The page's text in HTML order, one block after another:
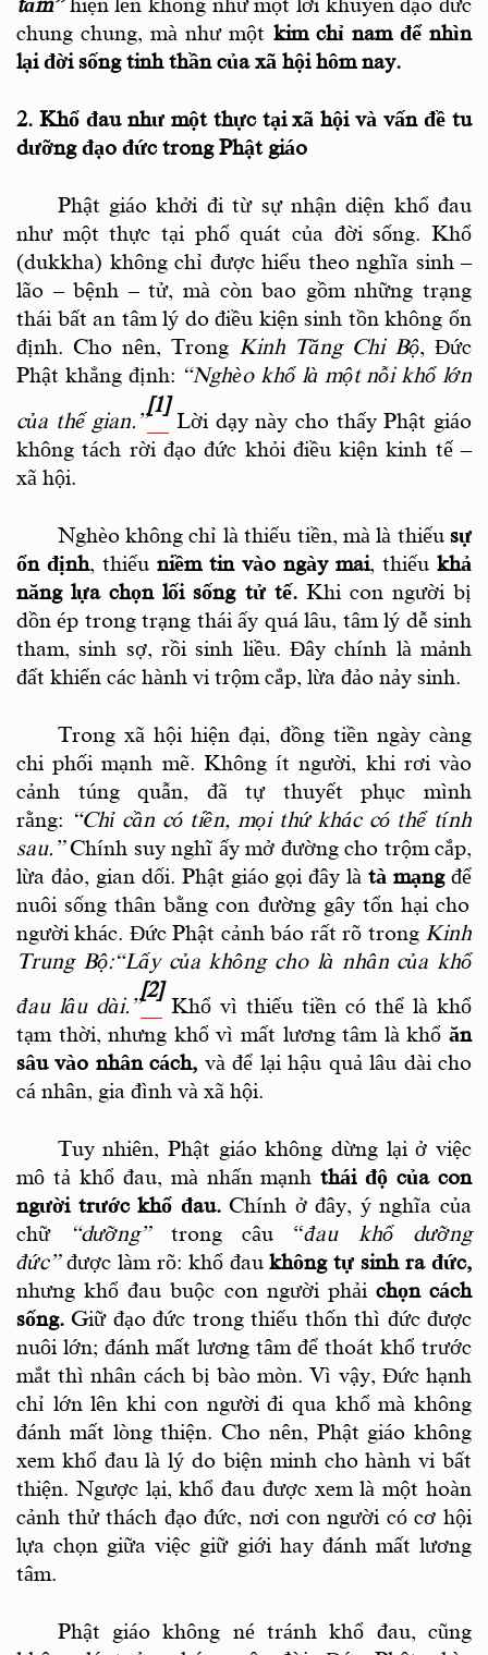
tâm” hiện lên không như một lời khuyên đạo đức
chung chung, mà như một kim chỉ nam để nhìn
lại đời sống tinh thần của xã hội hôm nay.
2. Khổ đau như một thực tại xã hội và vấn đề tu
dưỡng đạo đức trong Phật giáo
Phật giáo khởi đi từ sự nhận diện khổ đau
như một thực tại phổ quát của đời sống. Khổ
(dukkha) không chỉ được hiểu theo nghĩa sinh –
lão – bệnh – tử, mà còn bao gồm những trạng
thái bất an tâm lý do điều kiện sinh tồn không ổn
định. Cho nên, Trong Kinh Tăng Chi Bộ, Đức
Phật khẳng định: “Nghèo khổ là một nỗi khổ lớn
của thế gian.”
[1]
Lời dạy này cho thấy Phật giáo
không tách rời đạo đức khỏi điều kiện kinh tế –
xã hội.
Nghèo không chỉ là thiếu tiền, mà là thiếu sự
ổn định, thiếu niềm tin vào ngày mai, thiếu khả
năng lựa chọn lối sống tử tế.Khi con người bị
dồn ép trong trạng thái ấy quá lâu, tâm lý dễ sinh
tham, sinh sợ, rồi sinh liều. Đây chính là mảnh
đất khiến các hành vi trộm cắp, lừa đảo nảy sinh.
Trong xã hội hiện đại, đồng tiền ngày càng
chi phối mạnh mẽ. Không ít người, khi rơi vào
cảnh túng quẫn, đã tự thuyết phục mình
rằng: “Chỉ cần có tiền, mọi thứ khác có thể tính
sau.”Chính suy nghĩ ấy mở đường cho trộm cắp,
lừa đảo, gian dối. Phật giáo gọi đây làtà mạngđể
nuôi sống thân bằng con đường gây tổn hại cho
người khác. Đức Phật cảnh báo rất rõ trong Kinh
Trung Bộ:“Lấy của không cho là nhân của khổ
đau lâu dài.”
[2]
Khổ vì thiếu tiền có thể là khổ
tạm thời, nhưng khổ vì mất lương tâm là khổăn
sâu vào nhân cách, và để lại hậu quả lâu dài cho
cá nhân, gia đình và xã hội.
Tuy nhiên, Phật giáo không dừng lại ở việc
mô tả khổ đau, mà nhấn mạnhthái độ của con
người trước khổ đau.Chính ở đây, ý nghĩa của
chữ
“dưỡng”trong câu “đau khổ dưỡng
đức” được làm rõ: khổ đaukhông tự sinh ra đức,
nhưng khổ đau buộc con người phải chọn cách
sống. Giữ đạo đức trong thiếu thốn thì đức được
nuôi lớn; đánh mất lương tâm để thoát khổ trước
mắt thì nhân cách bị bào mòn. Vì vậy, Đức hạnh
chỉ lớn lên khi con người đi qua khổ mà không
đánh mất lòng thiện. Cho nên, Phật giáo không
xem khổ đau là lý do biện minh cho hành vi bất
thiện. Ngược lại, khổ đau được xem là một hoàn
cảnh thử thách đạo đức, nơi con người có cơ hội
lựa chọn giữa việc giữ giới hay đánh mất lương
tâm.
Phật giáo không né tránh khổ đau, cũng